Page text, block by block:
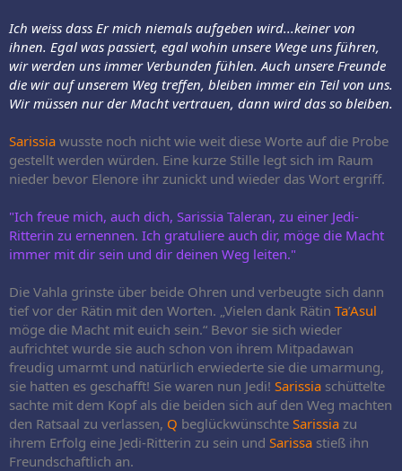
Ich weiss dass Er mich niemals aufgeben wird...keiner von
ihnen. Egal was passiert, egal wohin unsere Wege uns führen,
wir werden uns immer Verbunden fühlen. Auch unsere Freunde
die wir auf unserem Weg treffen, bleiben immer ein Teil von uns.
Wir müssen nur der Macht vertrauen, dann wird das so bleiben.
Sarissia wusste noch nicht wie weit diese Worte auf die Probe
gestellt werden würden. Eine kurze Stille legt sich im Raum
nieder bevor Elenore ihr zunickt und wieder das Wort ergriff.
"Ich freue mich, auch dich, Sarissia Taleran, zu einer Jedi-
Ritterin zu ernennen. Ich gratuliere auch dir, möge die Macht
immer mit dir sein und dir deinen Weg leiten."
Die Vahla grinste über beide Ohren und verbeugte sich dann
tief vor der Rätin mit den Worten. „Vielen dank Rätin Ta’Asul
möge die Macht mit euich sein.“ Bevor sie sich wieder
aufrichtet wurde sie auch schon von ihrem Mitpadawan
freudig umarmt und natürlich erwiederte sie die umarmung,
sie hatten es geschafft! Sie waren nun Jedi! Sarissia schüttelte
sachte mit dem Kopf als die beiden sich auf den Weg machten
den Ratsaal zu verlassen, Q beglückwünschte Sarissia zu
ihrem Erfolg eine Jedi-Ritterin zu sein und Sarissa stieß ihn
Freundschaftlich an.